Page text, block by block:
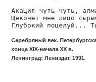
Акация чуть-чуть,
Щекочет мне лицо
Глубокий
Серебряный век.
конца XIX-начала XX в.
Ленинград: Лениздат, 1991.